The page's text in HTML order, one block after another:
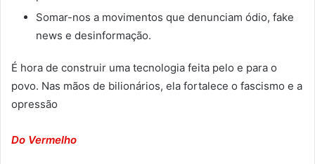
Somar-nos a movimentos que denunciam ódio, fake
news e desinformação.
É hora de construir uma tecnologia feita pelo e para o
povo. Nas mãos de bilionários, ela fortalece o fascismo e a
opressão
Do Vermelho